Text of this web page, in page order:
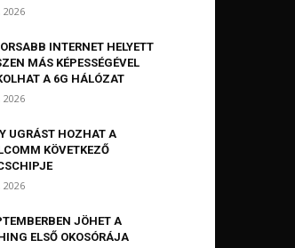
2026
INTERNET HELYETT
MÁS KÉPESSÉGÉVEL
A 6G HÁLÓZAT
2026
UGRÁST HOZHAT A
KÖVETKEZŐ
2026
JÖHET A
ELSŐ OKOSÓRÁJA